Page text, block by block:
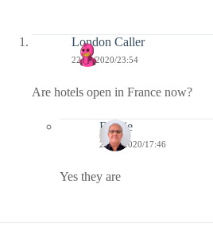
London Caller
22/06/2020/23:54
Are hotels open in France now?
Bernie
23/06/2020/17:46
Yes they are